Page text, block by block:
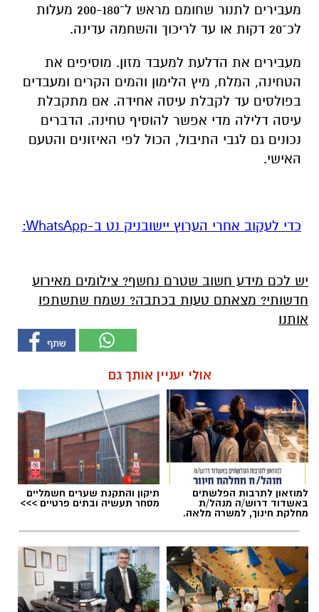
מעבירים לתנור שחומם מראש ל־200-180 מעלות
לכ־20 דקות או עד לריכוך והשחמה עדינה.
מעבירים את הדלעת למעבד מזון. מוסיפים את
הטחינה, המלח, מיץ הלימון והמים הקרים ומעבדים
בפולסים עד לקבלת עיסה אחידה. אם מתקבלת
עיסה דלילה מדי אפשר להוסיף טחינה. הדברים
נכונים גם לגבי התיבול, הכול לפי האיזונים והטעם
האישי.
‏כדי לעקוב אחרי הערוץ יישובניק נט ב-WhatsApp:‏‏‏
יש לכם מידע חשוב שטרם נחשף? צילומים מאירוע
חדשותי? מצאתם טעות בכתבה? נשמח שתשתפו
אותנו
אולי יעניין אותך גם
למוזאון לתרבות הפלשתים
באשדוד דרוש/ה מנהל/ת
מחלקת חינוך, למשרה מלאה.
תיקון והתקנת שערים חשמליים
מסחר תעשיה ובתים פרטיים >>>